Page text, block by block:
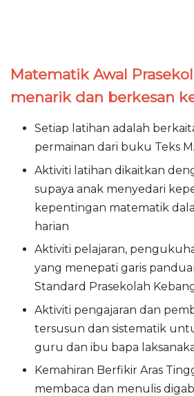
Matematik Awal
menarik dan berkesan
Setiap latihan adalah
permainan dari buku Teks
Aktiviti latihan dikaitkan
supaya anak menyedari
kepentingan matematik
harian
Aktiviti pelajaran,
yang menepati garis
Standard Prasekolah
Aktiviti pengajaran dan
tersusun dan sistematik
guru dan ibu bapa
Kemahiran Berfikir Aras
membaca dan menulis